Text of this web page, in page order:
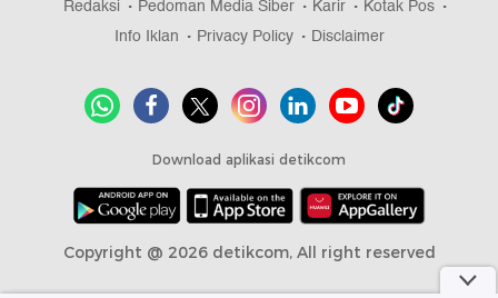
Redaksi Pedoman Media Siber Karir
Kotak Pos
Info Iklan
Privacy Policy Disclaimer
Download aplikasi detikcom
Copyright @ 2026 detikcom, All right reserved